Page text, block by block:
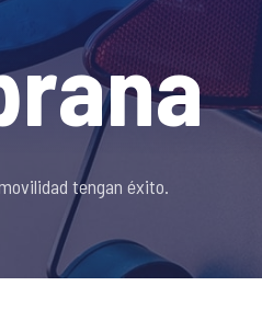
tengan éxito.